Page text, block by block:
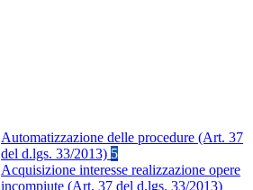
Automatizzazione delle procedure (Art. 37
del d.lgs. 33/2013) 5
Acquisizione interesse realizzazione opere
incompiute (Art. 37 del d.lgs. 33/2013)